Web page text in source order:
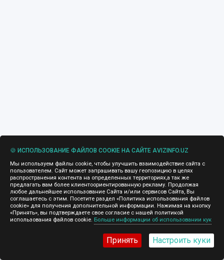
🍪 ИСПОЛЬЗОВАНИЕ ФАЙЛОВ COOKIE НА САЙТЕ AVIZINFO.UZ
Мы используем файлы cookie, чтобы улучшить взаимодействие сайта с
пользователем. Сайт может запрашивать вашу геопозицию в целях
распространения контента на определенных территориях,а так же
предлагать вам более клиентоориентированную рекламу. Продолжая
любое дальнейшее использование Сайта и/или сервисов Сайта, Вы
соглашаетесь с этим. Посетите раздел «Политика использования файлов
cookie» для получения дополнительной информации. Нажимая на кнопку
«Принять», вы подтверждаете свое согласие с нашей политикой
использования файлов cookie. Больше информации об использовании кук
Принять Настроить куки